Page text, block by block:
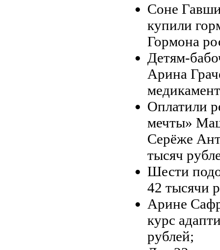
Соне
купили
Гормона
Детям-
Арина
Оплатили
мечты»
Серёже
тысяч
Шести
42 тысячи
Арине
курс
рублей;